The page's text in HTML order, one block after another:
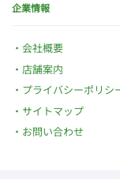
企業情報
会社概要
店舗案内
プライバシーポリシ
サイトマップ
お問い合わせ